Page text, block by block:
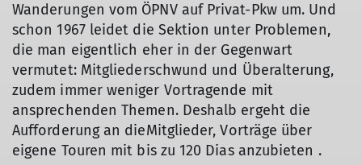
Wanderungen vom ÖPNV auf Privat-Pkw um. Und
schon 1967 leidet die Sektion unter Problemen,
die man eigentlich eher in der Gegenwart
vermutet: Mitgliederschwund und Überalterung,
zudem immer weniger Vortragende mit
ansprechenden Themen. Deshalb ergeht die
Aufforderung an dieMitglieder, Vorträge über
eigene Touren mit bis zu 120 Dias anzubieten .